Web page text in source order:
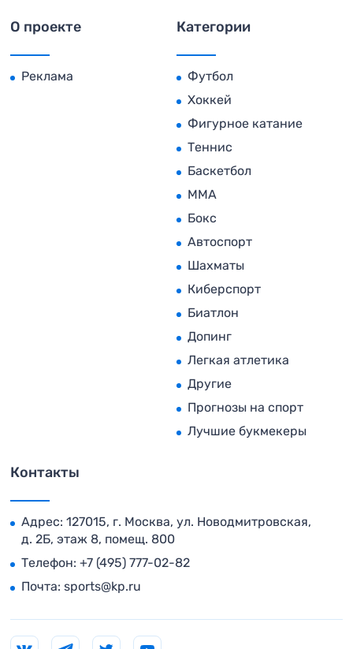
О проекте
Реклама
Категории
Футбол
Хоккей
Фигурное катание
Теннис
Баскетбол
MMA
Бокс
Автоспорт
Шахматы
Киберспорт
Биатлон
Допинг
Легкая атлетика
Другие
Прогнозы на спорт
Лучшие букмекеры
Контакты
Адрес: 127015, г. Москва, ул. Новодмитровская,
д. 2Б, этаж 8, помещ. 800
Телефон: +7 (495) 777-02-82
Почта: sports@kp.ru